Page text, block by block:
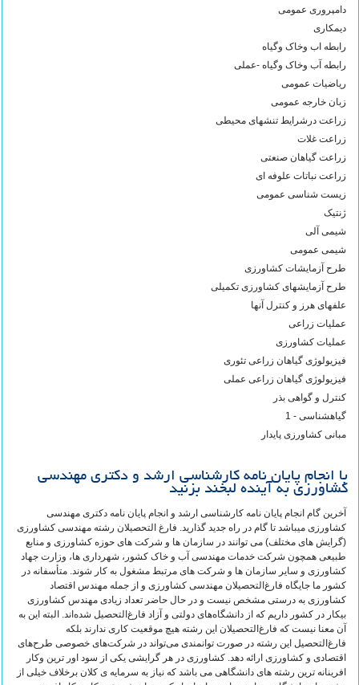
دامپروری عمومی
دیمکاری
رابطه اب وخاک وگیاه
رابطه آب وخاک وگیاه -عملی
ریاضیات عمومی
زبان خارجه عمومی
زراعت درشرایط تنشهای محیطی
زراعت غلات
زراعت گیاهان صنعتی
زراعت نباتات علوفه ای
زیست شناسی عمومی
ژنتیک
شیمی آلی
شیمی عمومی
طرح آزمایشات کشاورزی
طرح آزمایشهای کشاورزی تکمیلی
علفهای هرز و کنترل آنها
عملیات زراعی
عملیات کشاورزی
فیزیولوژی گیاهان زراعی تئوری
فیزیولوژی گیاهان زراعی عملی
کنترل و گواهی بذر
گیاهشناسی - 1
مبانی کشاورزی پایدار
با انجام پایان نامه کارشناسی ارشد و دکتری مهندسی
کشاورزی به آینده لبخند بزنید
آخرین گام انجام پایان نامه کارشناسی ارشد و انجام پایان نامه دکتری مهندسی
کشاورزی میباشد تا گام در راه جدید گذارید. فارغ التحصیلان رشته مهندسی کشاورزی
(گرایش های مختلف) می توانند در سازمان ها و شرکت های حوزه کشاورزی و منابع
طبیعی همچون شرکت خدمات مهندسی آب و خاک کشور، شهرداری ها، وزارت جهاد
کشاورزی و سایر سازمان ها و شرکت های مرتبط مشغول به کار شوند. متأسفانه‌ در
کشور ما جایگاه‌ فارغ‌التحصیلان‌ مهندسی‌ کشاورزی‌ و از جمله‌ مهندس‌ اقتصاد
کشاورزی‌ به‌ درستی‌ مشخص‌ نیست‌ و در حال‌ حاضر تعداد زیادی مهندس‌ کشاورزی‌
بیکار در کشور داریم‌ که‌ از دانشگاه‌های‌ دولتی‌ و آزاد فارغ‌التحصیل‌ شده‌اند. البته‌ این‌ به‌
آن‌ معنا نیست‌ که‌ فارغ‌التحصیلان‌ این‌ رشته‌ هیچ‌ موقعیت‌ کاری‌ ندارند بلکه‌
فارغ‌التحصیل‌ این‌ رشته‌ در صورت‌ توانمندی‌ می‌تواند در شرکت‌های‌ خصوصی‌ طرح‌های‌
اقتصادی‌ و کشاورزی‌ ارائه‌ دهد. کشاورزی در هر گرایشی یکی از سود اور ترین وکار
افرینانه ترین رشته های دانشگاهی می باشد که نیاز به سرمایه ی کلان برخلاف خیلی از